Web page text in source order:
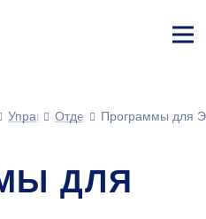
ине
Управление науки (УН)
Отдел интеллектуальной
Программы для
ДЛЯ